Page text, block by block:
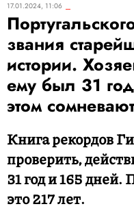
17.01.2024, 11:06
звания
истории.
ему был 31
этом
Книга рекордов
проверить,
31 год и 165
это 217 лет.